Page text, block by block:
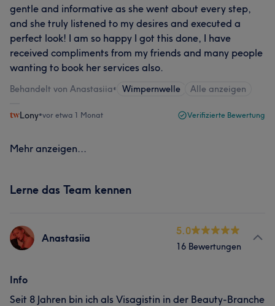
gentle and informative as she went about every step,
and she truly listened to my desires and executed a
perfect look! I am so happy I got this done, I have
received compliments from my friends and many people
wanting to book her services also.
Behandelt von Anastasiia• Wimpernwelle Alle anzeigen
Lony•vor etwa 1 Monat Verifizierte Bewertung
Mehr anzeigen...
Lerne das Team kennen
Anastasiia
5.0
16 Bewertungen
Info
Seit 8 Jahren bin ich als Visagistin in der Beauty-Branche